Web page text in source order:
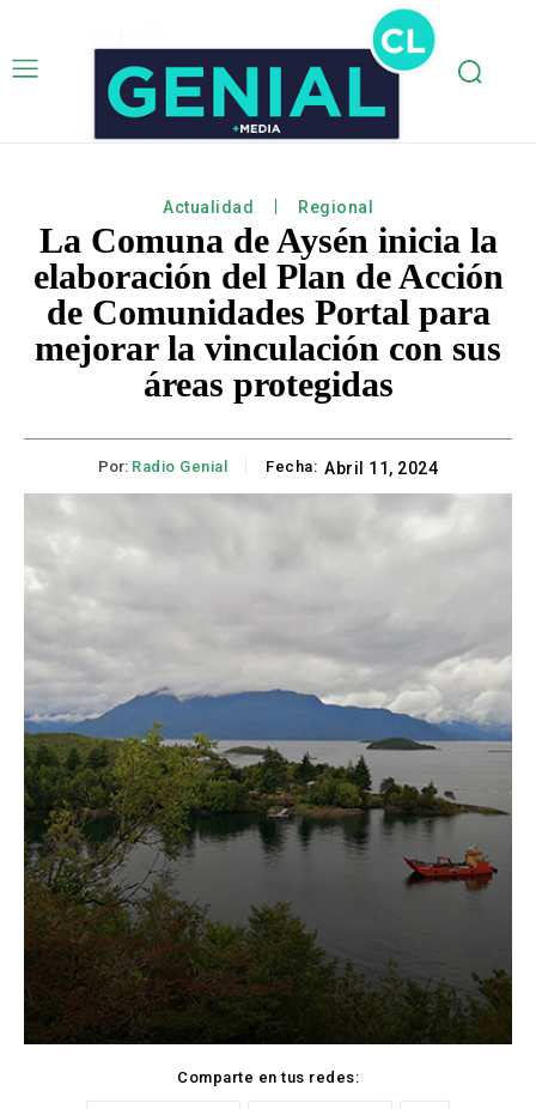
Actualidad Regional
La Comuna de Aysén inicia la
elaboración del Plan de Acción
de Comunidades Portal para
mejorar la vinculación con sus
áreas protegidas
Por: Radio Genial Fecha: Abril 11, 2024
Comparte en tus redes: